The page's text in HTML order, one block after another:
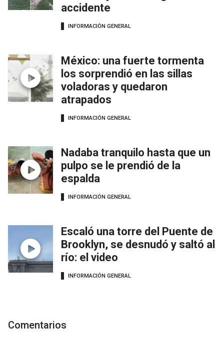
accidente
INFORMACIÓN GENERAL
México: una fuerte tormenta
los sorprendió en las sillas
voladoras y quedaron
atrapados
INFORMACIÓN GENERAL
Nadaba tranquilo hasta que un
pulpo se le prendió de la
espalda
INFORMACIÓN GENERAL
Escaló una torre del Puente de
Brooklyn, se desnudó y saltó al
río: el video
INFORMACIÓN GENERAL
Comentarios